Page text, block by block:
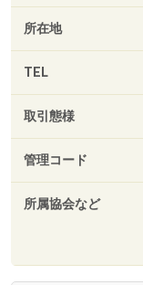
所在地
TEL
取引態様
管理コード
所属協会など